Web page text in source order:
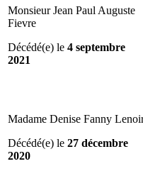
Monsieur Jean Paul Auguste
Fievre
Décédé(e) le 4 septembre
2021
Madame Denise Fanny
Décédé(e) le 27 décembre
2020